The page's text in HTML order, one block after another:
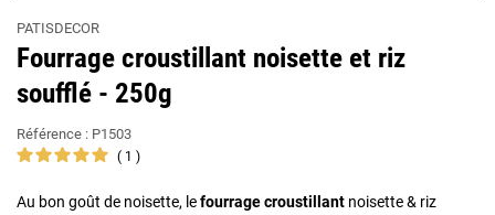
PATISDECOR
Fourrage croustillant noisette et riz
soufflé - 250g
Référence : P1503
1
Au bon goût de noisette, lefourrage croustillant noisette & riz